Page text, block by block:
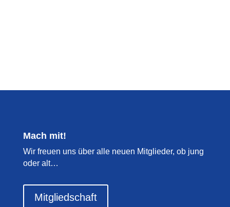
Mach mit!
Wir freuen uns über alle neuen Mitglieder, ob jung
oder alt…
Mitgliedschaft